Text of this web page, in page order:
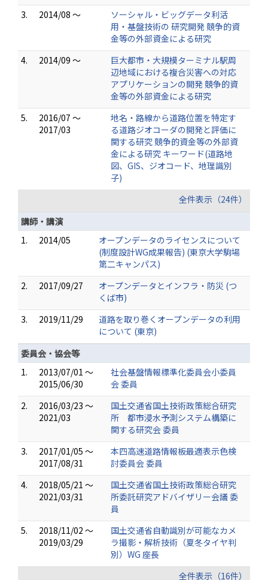
3.
2014/08 ～
ソーシャル・ビッグデータ利活
用・基盤技術の 研究開発 競争的資
金等の外部資金による研究
4.
2014/09 ～
巨大都市・大規模ターミナル駅周
辺地域における複合災害への対応
アプリケーションの開発 競争的資
金等の外部資金による研究
5.
2016/07 ～
2017/03
地名・路線から道路位置を特定す
る道路ジオコーダの開発と評価に
関する研究 競争的資金等の外部資
金による研究 キーワード(道路地
図、GIS、ジオコード、地理識別
子)
全件表示（24件）
講師・講演
1.
2014/05
オープンデータのライセンスについて
(制度設計WG成果報告) (東京大学駒場
第二キャンパス)
2.
2017/09/27
オープンデータとインフラ・防災 (つ
くば市)
3.
2019/11/29
道路を取り巻くオープンデータの利用
について (東京)
委員会・協会等
1.
2013/07/01 ～
2015/06/30
社会基盤情報標準化委員会小委員
会 委員
2.
2016/03/23 ～
2021/03
国土交通省国土技術政策総合研究
所 都市浸水予測システム構築に
関する研究会 委員
3.
2017/01/05 ～
2017/08/31
本四高速道路情報板最適表示色検
討委員会 委員
4.
2018/05/21 ～
2021/03/31
国土交通省国土技術政策総合研究
所委託研究アドバイザリー会議 委
員
5.
2018/11/02 ～
2019/03/29
国土交通省自動識別が可能なカメ
ラ撮影・解析技術（夏冬タイヤ判
別）WG 座長
全件表示（16件）